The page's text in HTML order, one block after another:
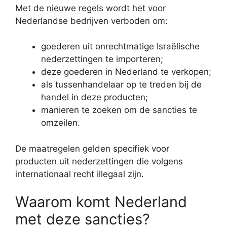
Met de nieuwe regels wordt het voor
Nederlandse bedrijven verboden om:
goederen uit onrechtmatige Israëlische
nederzettingen te importeren;
deze goederen in Nederland te verkopen;
als tussenhandelaar op te treden bij de
handel in deze producten;
manieren te zoeken om de sancties te
omzeilen.
De maatregelen gelden specifiek voor
producten uit nederzettingen die volgens
internationaal recht illegaal zijn.
Waarom komt Nederland
met deze sancties?